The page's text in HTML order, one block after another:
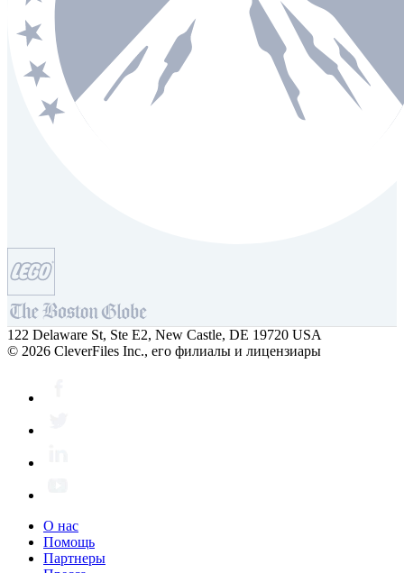
122 Delaware St, Ste E2, New Castle, DE 19720 USA
© 2026 CleverFiles Inc., его филиалы и лицензиары
О нас
Помощь
Партнеры